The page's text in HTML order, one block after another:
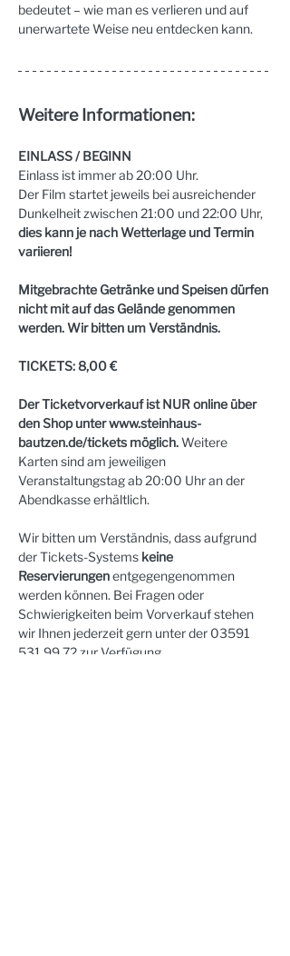
bedeutet – wie man es verlieren und auf
unerwartete Weise neu entdecken kann.
Weitere Informationen:
EINLASS / BEGINN
Einlass ist immer ab 20:00 Uhr.
Der Film startet jeweils bei ausreichender
Dunkelheit zwischen 21:00 und 22:00 Uhr,
dies kann je nach Wetterlage und Termin
variieren!
Mitgebrachte Getränke und Speisen dürfen
nicht mit auf das Gelände genommen
werden. Wir bitten um Verständnis.
TICKETS: 8,00 €
Der Ticketvorverkauf ist NUR online über
den Shop unter www.steinhaus-
bautzen.de/tickets möglich. Weitere
Karten sind am jeweiligen
Veranstaltungstag ab 20:00 Uhr an der
Abendkasse erhältlich.
Wir bitten um Verständnis, dass aufgrund
der Tickets-Systems keine
Reservierungen entgegengenommen
werden können. Bei Fragen oder
Schwierigkeiten beim Vorverkauf stehen
wir Ihnen jederzeit gern unter der 03591
531 99 72 zur Verfügung.